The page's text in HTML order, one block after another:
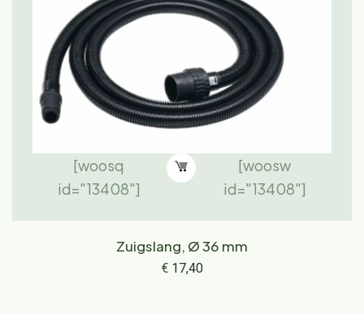
[woosq
id="13408"]
[woosw
id="13408"]
Zuigslang, Ø 36 mm
€17,40